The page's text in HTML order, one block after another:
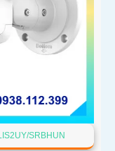
SRBHUN